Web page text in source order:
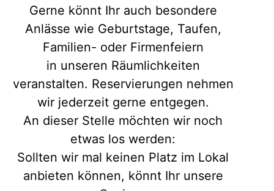
Gerne könnt Ihr auch besondere
Anlässe wie Geburtstage, Taufen,
Familien- oder Firmenfeiern
in unseren Räumlichkeiten
veranstalten. Reservierungen nehmen
wir jederzeit gerne entgegen.
An dieser Stelle möchten wir noch
etwas los werden:
Sollten wir mal keinen Platz im Lokal
anbieten können, könnt Ihr unsere